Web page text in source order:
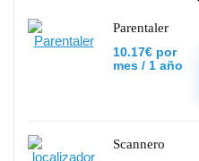
Parentaler
10.17€ por
mes / 1 año
Scannero